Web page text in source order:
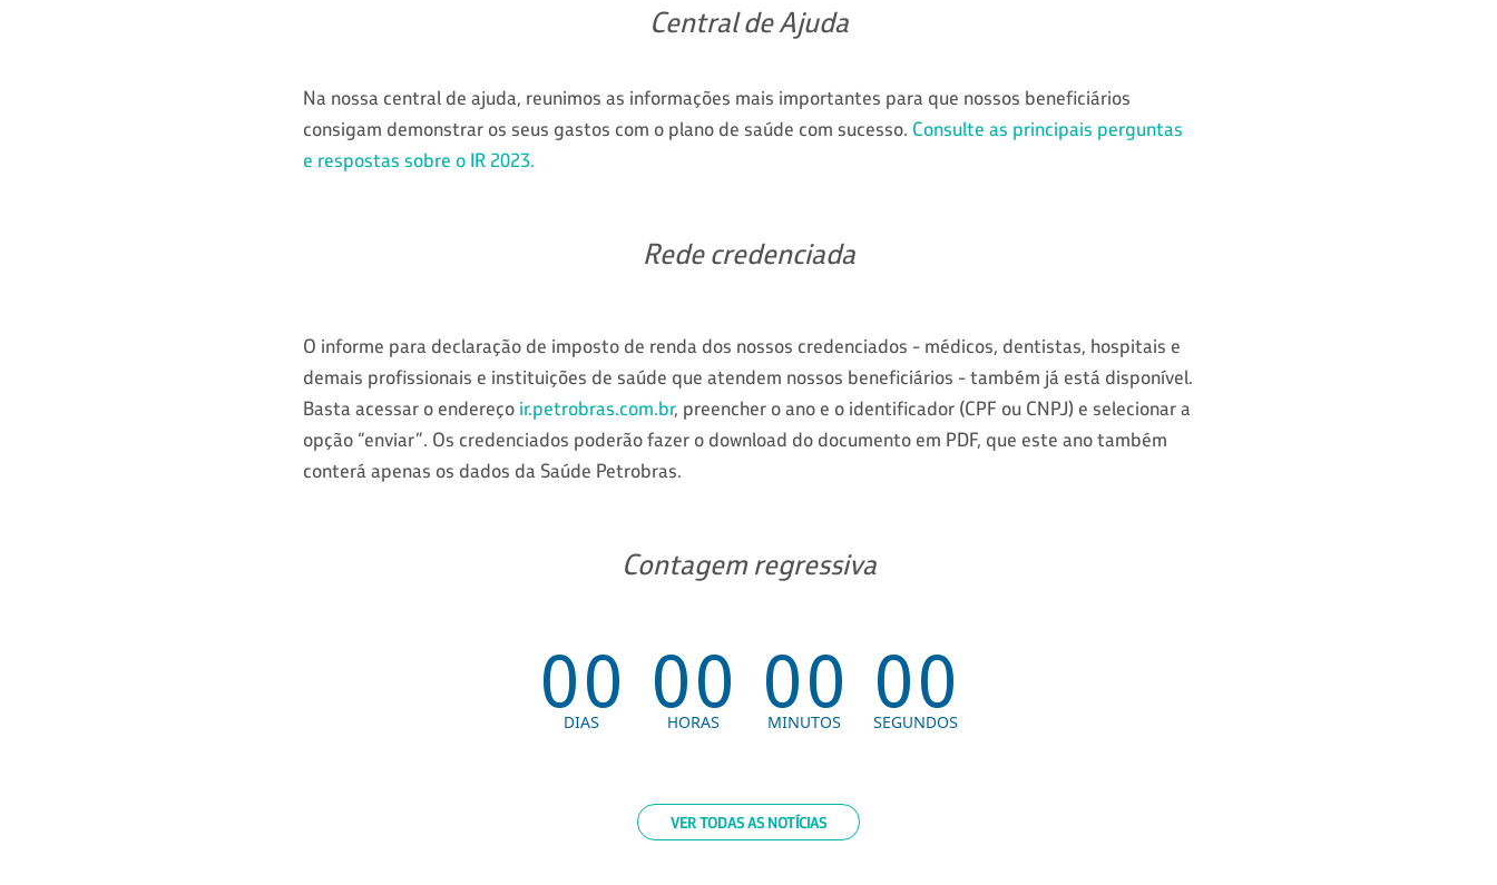
Central de Ajuda
Na nossa central de ajuda, reunimos as informações mais importantes para que nossos beneficiários
consigam demonstrar os seus gastos com o plano de saúde com sucesso. Consulte as principais perguntas
e respostas sobre o IR 2023.
Rede credenciada
O informe para declaração de imposto de renda dos nossos credenciados - médicos, dentistas, hospitais e
demais profissionais e instituições de saúde que atendem nossos beneficiários - também já está disponível.
Basta acessar o endereço ir.petrobras.com.br, preencher o ano e o identificador (CPF ou CNPJ) e selecionar a
opção “enviar”. Os credenciados poderão fazer o download do documento em PDF, que este ano também
conterá apenas os dados da Saúde Petrobras.
Contagem regressiva
VER TODAS AS NOTÍCIAS